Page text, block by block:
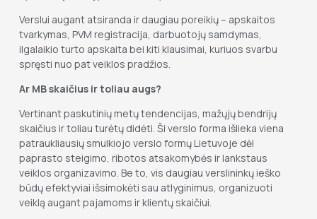
Verslui augant atsiranda ir daugiau poreikių – apskaitos
tvarkymas, PVM registracija, darbuotojų samdymas,
ilgalaikio turto apskaita bei kiti klausimai, kuriuos svarbu
spręsti nuo pat veiklos pradžios.
Ar MB skaičius ir toliau augs?
Vertinant paskutinių metų tendencijas, mažųjų bendrijų
skaičius ir toliau turėtų didėti. Ši verslo forma išlieka viena
patraukliausių smulkiojo verslo formų Lietuvoje dėl
paprasto steigimo, ribotos atsakomybės ir lankstaus
veiklos organizavimo. Be to, vis daugiau verslininkų ieško
būdų efektyviai išsimokėti sau atlyginimus, organizuoti
veiklą augant pajamoms ir klientų skaičiui.